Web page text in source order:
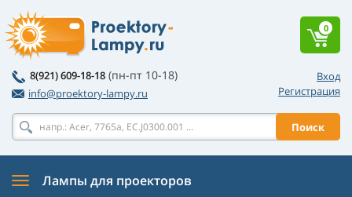
Вход
Регистрация
8(921) 609-18-18 (пн-пт 10-18)
info@proektory-lampy.ru
Поиск
0
Лампы для проекторов